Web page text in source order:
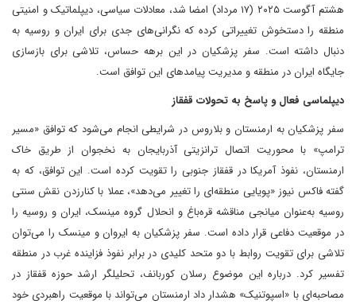
هشتم آگوست ۲۰۲۵ (۱۷ مرداد) امضا شد، معادلات سیاسی، دیپلماتیک و امنیتی
منطقه را دستخوش تغییراتی کرده که نگرانی‌های جدی برای ایران و روسیه به
دنبال داشته است. سفر پزشکیان در این برهه حساس، تلاشی برای بازسازی
جایگاه ایران در منطقه و مدیریت پیامدهای این توافق است.
دیپلماسی فعال و پاسخ به تحولات قفقاز
سفر پزشکیان به ارمنستان و بلاروس در شرایطی انجام می‌شود که توافق «مسیر
ترامپ» با محوریت اتصال ترانزیتی آذربایجان به نخجوان از طریق خاک
ارمنستان، نفوذ آمریکا در قفقاز جنوبی را تقویت کرده است. این توافق، که به
گفته فاکس نیوز «پویایی منطقه‌ای را تغییر می‌دهد»، عملا با کنارزدن نقش سنتی
روسیه به‌عنوان میانجی مناقشه قره‌باغ و انحلال گروه مینسک، ایران و روسیه را
در موقعیت دفاعی قرار داده است. سفر پزشکیان به ایروان و مینسک را می‌توان
تلاشی برای تقویت روابط با دو متحد کلیدی در برابر نفوذ فزاینده غرب در منطقه
تفسیر کرد. درباره این موضوع رسلان کوربانف، تحلیلگر ارشد حوزه قفقاز در
مصاحبه‌ای با «اسپوتنیک» هشدار داد ارمنستان می‌تواند با موقعیت راهبردی خود